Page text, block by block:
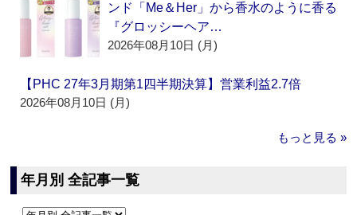
ンド「Me＆Her」から香水のように香る
『グロッシーヘア…
2026年08月10日 (月)
【PHC 27年3月期第1四半期決算】営業利益2.7倍
2026年08月10日 (月)
もっと見る »
年月別 全記事一覧